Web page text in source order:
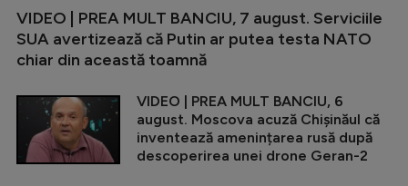
VIDEO | PREA MULT BANCIU, 7 august. Serviciile
SUA avertizează că Putin ar putea testa NATO
chiar din această toamnă
VIDEO | PREA MULT BANCIU, 6
august. Moscova acuză Chișinăul că
inventează amenințarea rusă după
descoperirea unei drone Geran-2